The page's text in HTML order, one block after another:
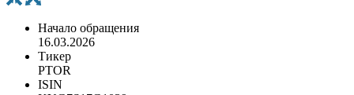
Начало обращения
16.03.2026
Тикер
PTOR
ISIN